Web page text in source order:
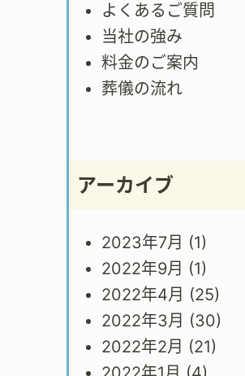
よくあるご質問
当社の強み
料金のご案内
葬儀の流れ
アーカイブ
2023年7月 (1)
2022年9月 (1)
2022年4月 (25)
2022年3月 (30)
2022年2月 (21)